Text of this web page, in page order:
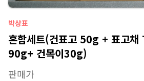
박상표
혼합세트(건표고 50g + 표고
90g+ 건목이30g)
판매가